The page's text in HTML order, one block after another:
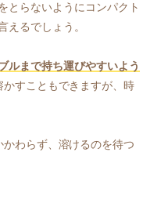
とらないようにコンパクト
えるでしょう。
ルまで持ち運びやすいよう
すこともできますが、時
わらず、溶けるのを待つ